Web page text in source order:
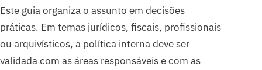
Este guia organiza o assunto em decisões
práticas. Em temas jurídicos, fiscais, profissionais
ou arquivísticos, a política interna deve ser
validada com as áreas responsáveis e com as